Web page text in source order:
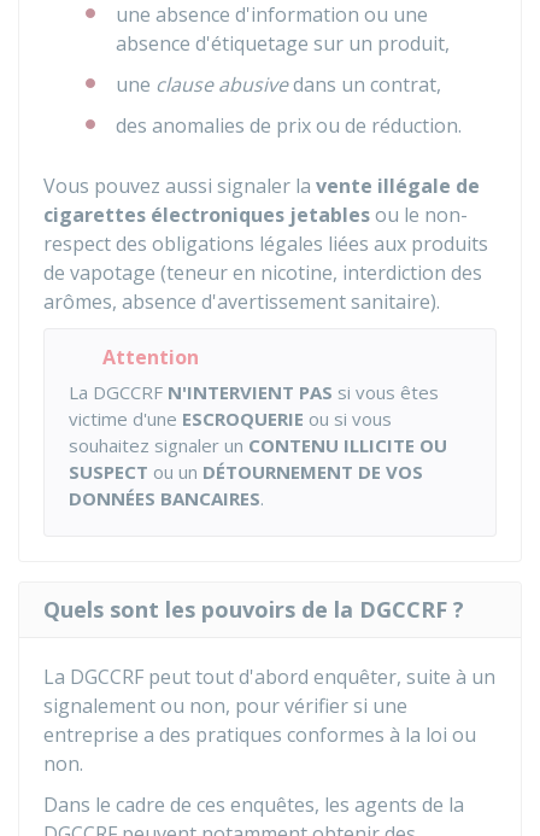
une absence d'information ou une
absence d'étiquetage sur un produit,
une clause abusivedans un contrat,
des anomalies de prix ou de réduction.
Vous pouvez aussi signaler la vente illégale de
cigarettes électroniques jetablesou le non-
respect des obligations légales liées aux produits
de vapotage (teneur en nicotine, interdiction des
arômes, absence d'avertissement sanitaire).
Attention
La DGCCRF N'INTERVIENT PAS si vous êtes
victime d'une ESCROQUERIE ou si vous
souhaitez signaler un CONTENU ILLICITE OU
SUSPECT ou un DÉTOURNEMENT DE VOS
DONNÉES BANCAIRES.
Quels sont les pouvoirs de la DGCCRF ?
La DGCCRF peut tout d'abord enquêter, suite à un
signalement ou non, pour vérifier si une
entreprise a des pratiques conformes à la loi ou
non.
Dans le cadre de ces enquêtes, les agents de la